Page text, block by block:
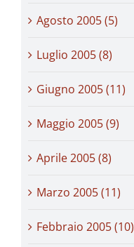
Agosto 2005 (5)
Luglio 2005 (8)
Giugno 2005 (11)
Maggio 2005 (9)
Aprile 2005 (8)
Marzo 2005 (11)
Febbraio 2005 (10)